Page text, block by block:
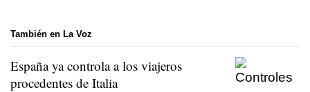
También en La Voz
España ya controla a los viajeros
procedentes de Italia